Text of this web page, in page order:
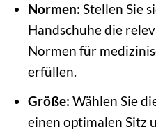
Normen: Stellen Sie
Handschuhe die
Normen für
erfüllen.
Größe: Wählen Sie
einen optimalen Sitz